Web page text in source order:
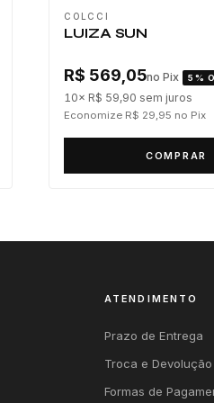
COLCCI
LUIZA SUN
R$ 569,05no Pix 5%
10× R$ 59,90 sem juros
Economize R$ 29,95 no Pix
COMPRAR
ATENDIMENTO
Prazo de Entrega
Troca e Devolução
Formas de